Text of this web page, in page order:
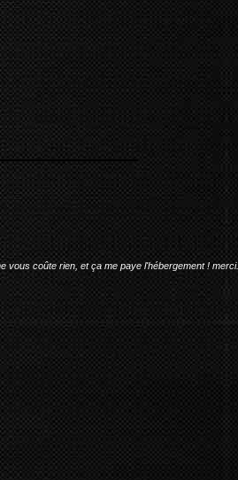
vous coûte rien, et ça me paye l'hébergement ! merci.